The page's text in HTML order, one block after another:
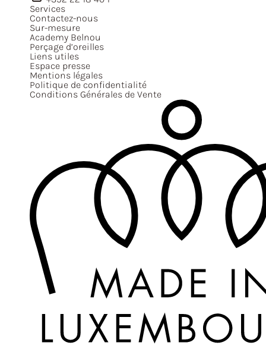
Services
Contactez-nous
Sur-mesure
Academy Belnou
Perçage d’oreilles
Liens utiles
Espace presse
Mentions légales
Politique de confidentialité
Conditions Générales de Vente